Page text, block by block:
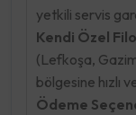
yetkili servis
Kendi Özel
(Lefkoşa,
bölgesine hızlı
Ödeme